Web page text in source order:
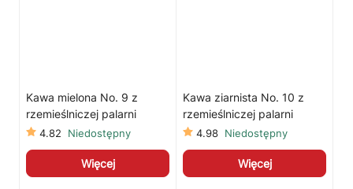
Kawa mielona No. 9 z
rzemieślniczej palarni
4.82 Niedostępny
Więcej
Kawa ziarnista No. 10 z
rzemieślniczej palarni
4.98 Niedostępny
Więcej